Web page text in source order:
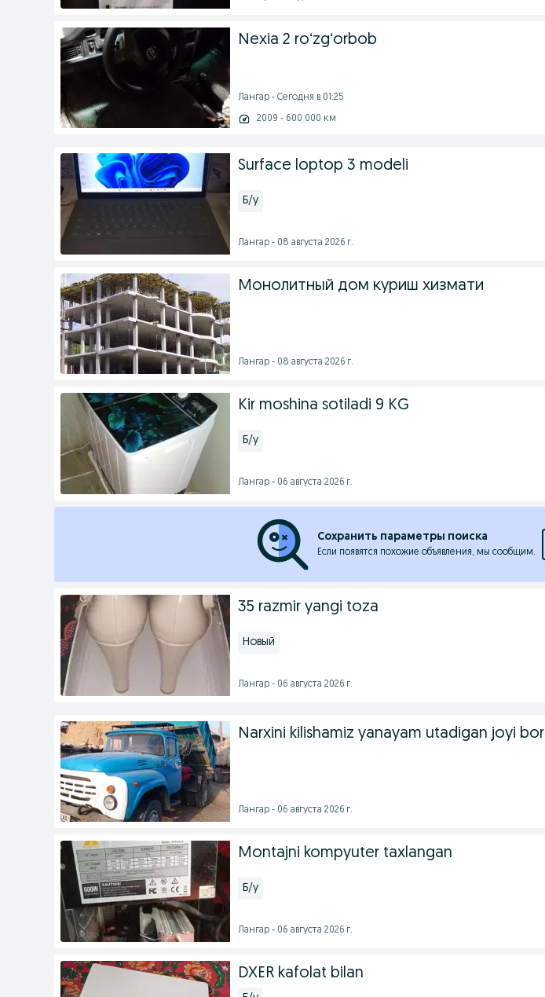
Nexia 2 roʻzgʻorbob
Лангар - Сегодня в 01:25
2009 - 600 000 км
Surface loptop 3 modeli
Б/у
Лангар - 08 августа 2026 г.
Монолитный дом куриш хизмати
Лангар - 08 августа 2026 г.
Kir moshina sotiladi 9 KG
Б/у
Лангар - 06 августа 2026 г.
Сохранить параметры поиска
Если появятся похожие объявления, мы сообщим.
35 razmir yangi toza
Новый
Лангар - 06 августа 2026 г.
Narxini kilishamiz yanayam utadigan joyi bor
Лангар - 06 августа 2026 г.
Montajni kompyuter taxlangan
Б/у
Лангар - 06 августа 2026 г.
DXER kafolat bilan